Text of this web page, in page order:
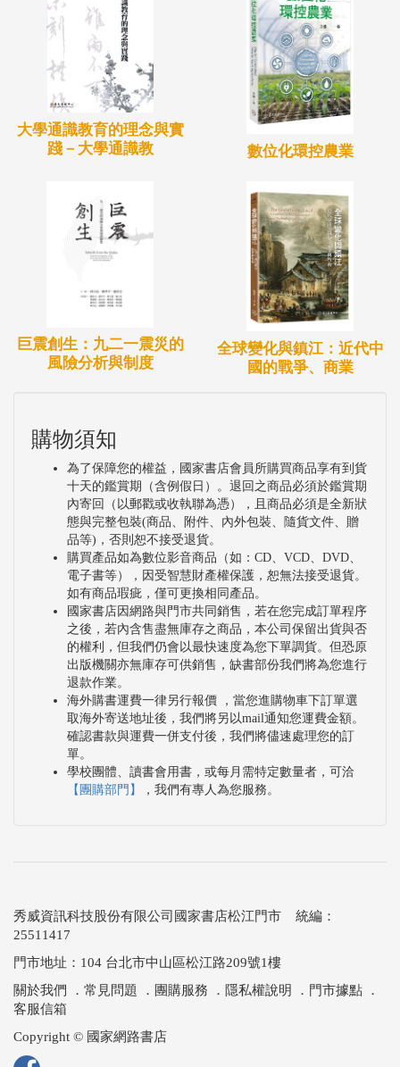
大學通識教育的理念與實
踐－大學通識教
數位化環控農業
巨震創生：九二一震災的
風險分析與制度
全球變化與鎮江：近代中
國的戰爭、商業
購物須知
為了保障您的權益，國家書店會員所購買商品享有到貨
十天的鑑賞期（含例假日）。退回之商品必須於鑑賞期
內寄回（以郵戳或收執聯為憑），且商品必須是全新狀
態與完整包裝(商品、附件、內外包裝、隨貨文件、贈
品等)，否則恕不接受退貨。
購買產品如為數位影音商品（如：CD、VCD、DVD、
電子書等），因受智慧財產權保護，恕無法接受退貨。
如有商品瑕疵，僅可更換相同產品。
國家書店因網路與門市共同銷售，若在您完成訂單程序
之後，若內含售盡無庫存之商品，本公司保留出貨與否
的權利，但我們仍會以最快速度為您下單調貨。但恐原
出版機關亦無庫存可供銷售，缺書部份我們將為您進行
退款作業。
海外購書運費一律另行報價 ，當您進購物車下訂單選
取海外寄送地址後，我們將另以mail通知您運費金額。
確認書款與運費一併支付後，我們將儘速處理您的訂
單。
學校團體、讀書會用書，或每月需特定數量者，可洽
【團購部門】
，我們有專人為您服務。
秀威資訊科技股份有限公司國家書店松江門市 統編：
25511417
門市地址：104 台北市中山區松江路209號1樓
關於我們
． 常見問題 ． 團購服務 ． 隱私權說明 ． 門市據點 ．
客服信箱
Copyright © 國家網路書店